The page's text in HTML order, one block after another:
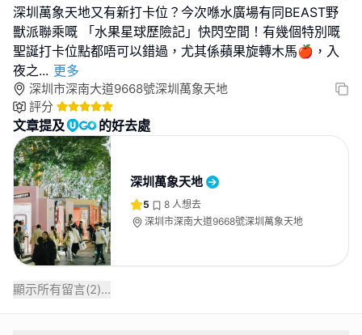
深圳萬象天地又有新打卡位？今次喺水廣場有同BEAST野
獸派聯乘嘅 「水果星球歷險記」快閃空間！有幾個特別嘅
聖誕打卡位點都唔可以錯過，尤其係蘋果旋轉木馬🍎，入
夜之... 更多
深圳市深南大道9668號深圳萬象天地
評分
文章提及 的好去處
深圳萬象天地
5 8 人想去
深圳市深南大道9668號深圳萬象天地
顯示所有留言(2)...